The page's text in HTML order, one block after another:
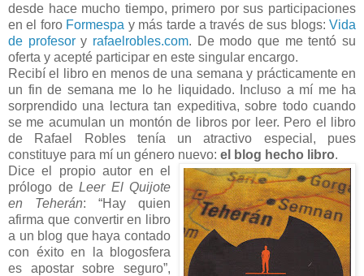
desde hace mucho tiempo, primero por sus participaciones
en el foro Formespa y más tarde a través de sus blogs: Vida
de profesory rafaelrobles.com. De modo que me tentó su
oferta y acepté participar en este singular encargo.
Recibí el libro en menos de una semana y prácticamente en
un fin de semana me lo he liquidado. Incluso a mí me ha
sorprendido una lectura tan expeditiva, sobre todo cuando
se me acumulan un montón de libros por leer. Pero el libro
de Rafael Robles tenía un atractivo especial, pues
constituye para mí un género nuevo: el blog hecho libro.
Dice el propio autor en el
prólogo de Leer El Quijote
en Teherán: “Hay quien
afirma que convertir en libro
a un blog que haya contado
con éxito en la blogosfera
es apostar sobre seguro”,